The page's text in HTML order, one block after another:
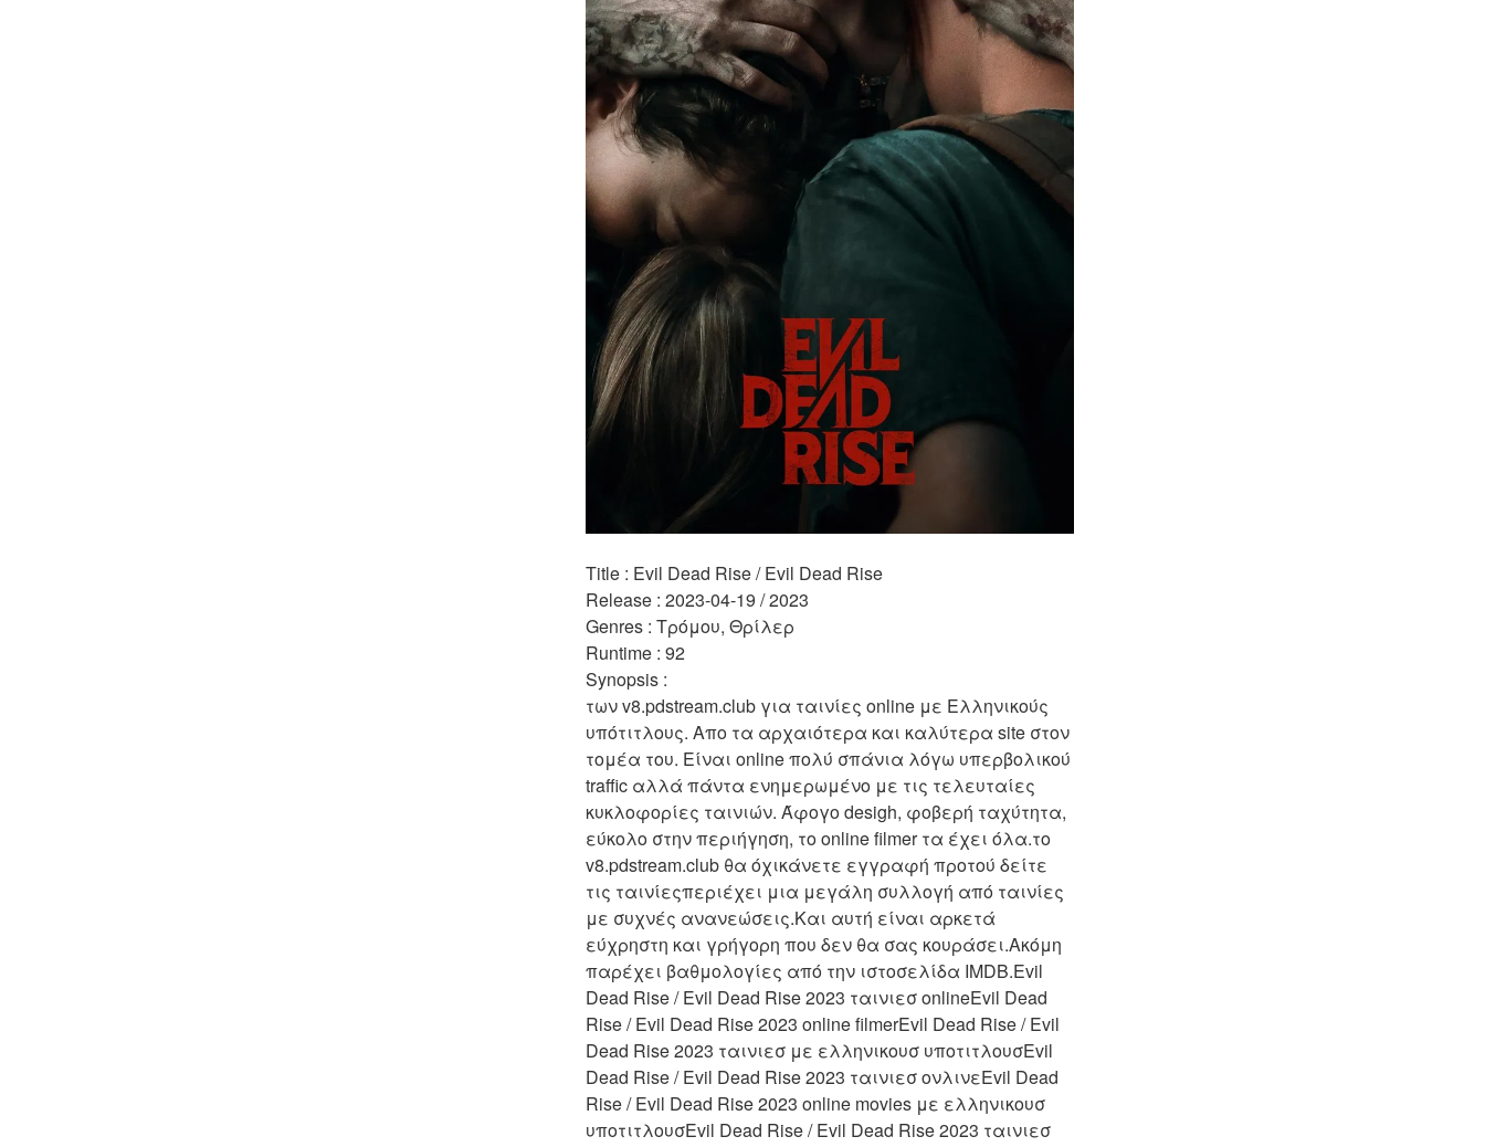
Title : Evil Dead Rise / Evil Dead Rise
Release : 2023-04-19 / 2023
Genres : Τρόμου, Θρίλερ
Runtime : 92
Synopsis :
των v8.pdstream.club για ταινίες online με Ελληνικούς
υπότιτλους. Απο τα αρχαιότερα και καλύτερα site στον
τομέα του. Είναι online πολύ σπάνια λόγω υπερβολικού
traffic αλλά πάντα ενημερωμένο με τις τελευταίες
κυκλοφορίες ταινιών. Άφογο desigh, φοβερή ταχύτητα,
εύκολο στην περιήγηση, το online filmer τα έχει όλα.το
v8.pdstream.club θα όχικάνετε εγγραφή προτού δείτε
τις ταινίεςπεριέχει μια μεγάλη συλλογή από ταινίες
με συχνές ανανεώσεις.Και αυτή είναι αρκετά
εύχρηστη και γρήγορη που δεν θα σας κουράσει.Ακόμη
παρέχει βαθμολογίες από την ιστοσελίδα IMDB.Evil
Dead Rise / Evil Dead Rise 2023 ταινιεσ onlineEvil Dead
Rise / Evil Dead Rise 2023 online filmerEvil Dead Rise / Evil
Dead Rise 2023 ταινιεσ με ελληνικουσ υποτιτλουσEvil
Dead Rise / Evil Dead Rise 2023 ταινιεσ ονλινεEvil Dead
Rise / Evil Dead Rise 2023 online movies με ελληνικουσ
υποτιτλουσEvil Dead Rise / Evil Dead Rise 2023 ταινιεσ